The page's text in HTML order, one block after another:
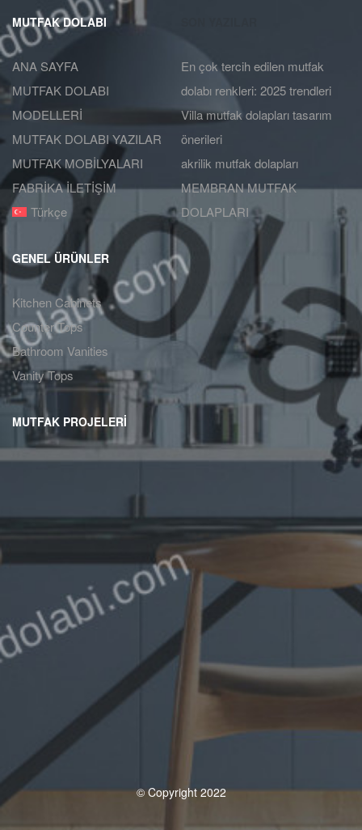
MUTFAK DOLABI
ANA SAYFA
MUTFAK DOLABI
MODELLERİ
MUTFAK DOLABI YAZILAR
MUTFAK MOBİLYALARI
FABRİKA İLETİŞİM
Türkçe
En çok tercih edilen mutfak
dolabı renkleri: 2025 trendleri
Villa mutfak dolapları tasarım
önerileri
akrilik mutfak dolapları
MEMBRAN MUTFAK
DOLAPLARI
GENEL ÜRÜNLER
Kitchen Cabinets
Counter Tops
Bathroom Vanities
Vanity Tops
MUTFAK PROJELERİ
© Copyright 2022